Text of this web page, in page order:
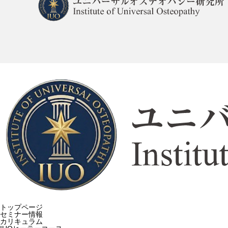
トップページ
セミナー情報
カリキュラム